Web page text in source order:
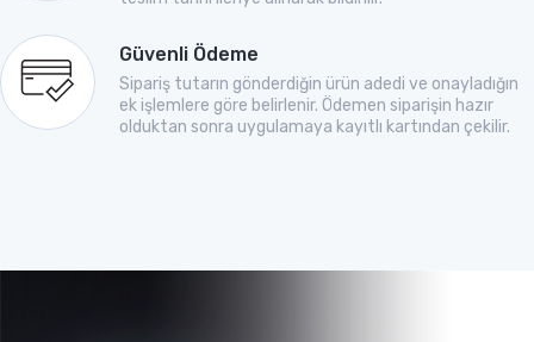
Güvenli Ödeme
Sipariş tutarın gönderdiğin ürün adedi ve onayladığın
ek işlemlere göre belirlenir. Ödemen siparişin hazır
olduktan sonra uygulamaya kayıtlı kartından çekilir.